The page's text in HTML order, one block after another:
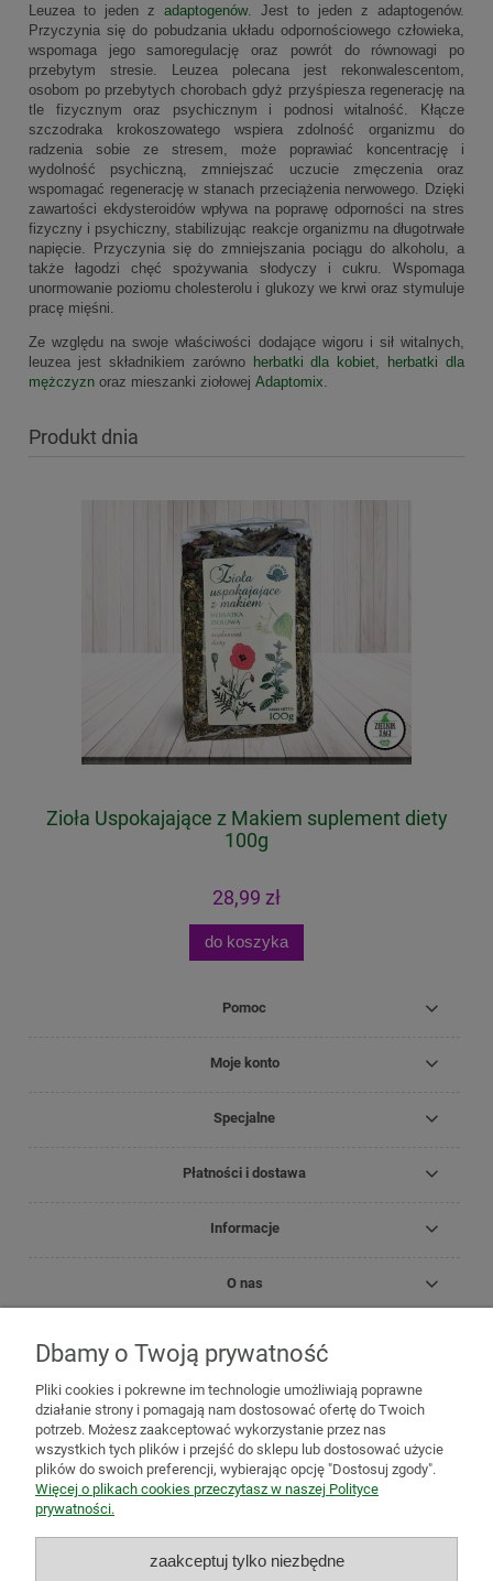
Leuzea to jeden z adaptogenów. Jest to jeden z adaptogenów.
Przyczynia się do pobudzania układu odpornościowego człowieka,
wspomaga jego samoregulację oraz powrót do równowagi po
przebytym stresie. Leuzea polecana jest rekonwalescentom,
osobom po przebytych chorobach gdyż przyśpiesza regenerację na
tle fizycznym oraz psychicznym i podnosi witalność. Kłącze
szczodraka krokoszowatego wspiera zdolność organizmu do
radzenia sobie ze stresem, może poprawiać koncentrację i
wydolność psychiczną, zmniejszać uczucie zmęczenia oraz
wspomagać regenerację w stanach przeciążenia nerwowego. Dzięki
zawartości ekdysteroidów wpływa na poprawę odporności na stres
fizyczny i psychiczny, stabilizując reakcje organizmu na długotrwałe
napięcie. Przyczynia się do zmniejszania pociągu do alkoholu, a
także łagodzi chęć spożywania słodyczy i cukru. Wspomaga
unormowanie poziomu cholesterolu i glukozy we krwi oraz stymuluje
pracę mięśni.
Ze względu na swoje właściwości dodające wigoru i sił witalnych,
leuzea jest składnikiem zarówno herbatki dla kobiet,
herbatki dla
mężczyzn oraz mieszanki ziołowej Adaptomix.
Produkt dnia
Zioła Uspokajające z Makiem suplement diety
100g
28,99 zł
do koszyka
Pomoc
Moje konto
Specjalne
Płatności i dostawa
Informacje
O nas
Copyright Zielnik Jagi
Mazidła, maści, oleje lecznicze Olejki Olejki eteryczne
Olejki
pielęgnacyjne
Kosmetyki Biomika
Black for White
Medicprogress
Sól do kąpieli Zioła do kąpieli
Susze, herbatki
ziołowe i owocowe
Zioła jednorodne Mieszanki ziołowe
Zioła
mielone
Mieszanki owocowo-ziołowe
Herbatki funkcjonalne
Zioła na trawienie i wzdęcia
koncentrację i stres
Adaptogeny
Zioła na wieczną młodość
Dbamy o Twoją prywatność
Pliki cookies i pokrewne im technologie umożliwiają poprawne
działanie strony i pomagają nam dostosować ofertę do Twoich
potrzeb. Możesz zaakceptować wykorzystanie przez nas
wszystkich tych plików i przejść do sklepu lub dostosować użycie
plików do swoich preferencji, wybierając opcję "Dostosuj zgody".
Więcej o plikach cookies przeczytasz w naszej Polityce
prywatności.
zaakceptuj tylko niezbędne